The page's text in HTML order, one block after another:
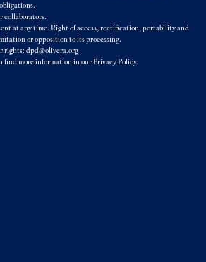
collaborators.
at any time. Right of access, rectification, portability and
or opposition to its processing.
rights: dpd@olivera.org
find more information in ourPrivacy Policy.